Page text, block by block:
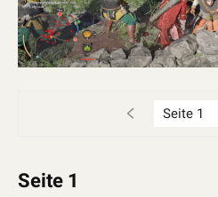
Seite 1